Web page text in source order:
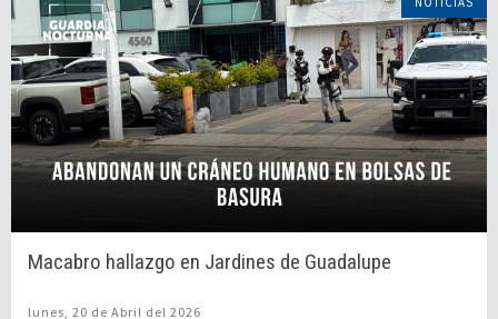
Macabro hallazgo en Jardines de Guadalupe
lunes, 20 de Abril del 2026